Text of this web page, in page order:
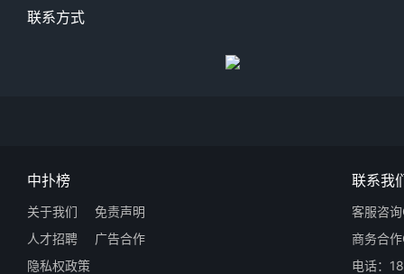
联系方式
中扑榜
关于我们
免责声明
人才招聘
广告合作
隐私权政策
联系我
客服咨
商务合
电话：